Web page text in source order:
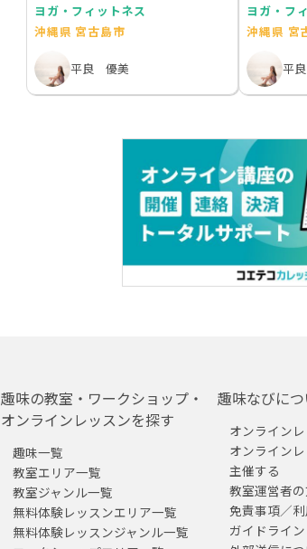
ヨガ・フィットネス
沖縄県 宮古島市
平良 優美
ヨガ・フ
沖縄県 宮
平
趣味の教室・ワークショップ・
オンラインレッスンを探す
趣味一覧
教室エリア一覧
教室ジャンル一覧
無料体験レッスンエリア一覧
無料体験レッスンジャンル一覧
趣味なびに
オンライン
オンライン
主催する
教室運営者
免責事項／
ガイドライン